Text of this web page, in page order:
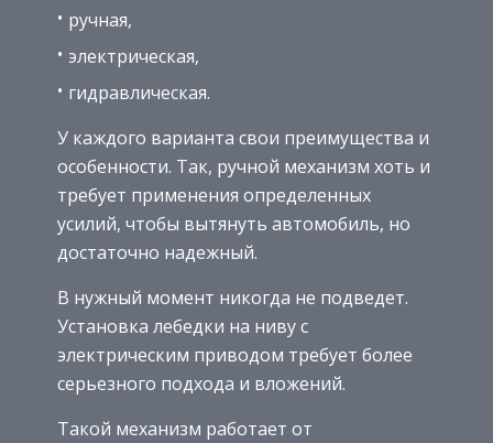
ручная,
электрическая,
гидравлическая.
У каждого варианта свои преимущества и
особенности. Так, ручной механизм хоть и
требует применения определенных
усилий, чтобы вытянуть автомобиль, но
достаточно надежный.
В нужный момент никогда не подведет.
Установка лебедки на ниву с
электрическим приводом требует более
серьезного подхода и вложений.
Такой механизм работает от